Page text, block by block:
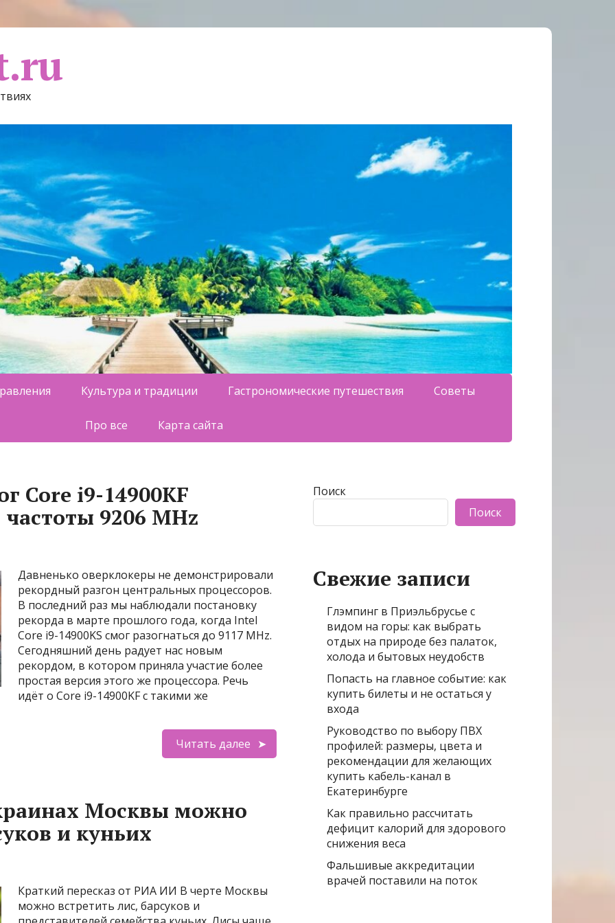
Культура и традиции Гастрономические путешествия Советы
Про все Карта сайта
Core i9-14900KF
9206 MHz
Давненько оверклокеры не демонстрировали
рекордный разгон центральных процессоров.
В последний раз мы наблюдали постановку
рекорда в марте прошлого года, когда Intel
Core i9-14900KS смог разогнаться до 9117 MHz.
Сегодняшний день радует нас новым
рекордом, в котором приняла участие более
простая версия этого же процессора. Речь
идёт о Core i9-14900KF с такими же
Читать далее
Москвы можно
и куньих
Краткий пересказ от РИА ИИ В черте Москвы
можно встретить лис, барсуков и
Поиск
Поиск
Свежие записи
Глэмпинг в Приэльбрусье с
видом на горы: как выбрать
отдых на природе без палаток,
холода и бытовых неудобств
Попасть на главное событие: как
купить билеты и не остаться у
входа
Руководство по выбору ПВХ
профилей: размеры, цвета и
рекомендации для желающих
купить кабель-канал в
Екатеринбурге
Как правильно рассчитать
дефицит калорий для здорового
снижения веса
Фальшивые аккредитации
врачей поставили на поток